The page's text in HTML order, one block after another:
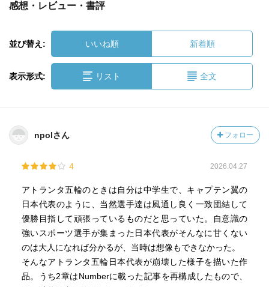
感想・レビュー・書評
並び替え: いいね順 新着順
表示形式: リスト 全文
npolさん フォロー
4 2026.04.27
アトランタ五輪のときは自分は中学生で、キャプテン翼の
日本代表のように、当然選手達は風通し良く一致団結して
優勝目指して頑張っているものだと思っていた。自意識の
強いスポーツ選手が集まった日本代表がそんなに甘くない
のは大人になれば分かるが、当時は想像もできなかった。
そんなアトランタ五輪日本代表が崩壊した様子を描いた作
品。うち2章はNumberに載った記事を再構成したもので、